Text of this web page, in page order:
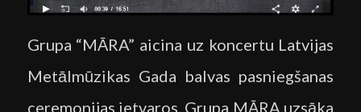
Grupa “MĀRA” aicina uz koncertu Latvijas
Metālmūzikas Gada balvas pasniegšanas
ceremonijas ietvaros. Grupa MĀRA uzsāka